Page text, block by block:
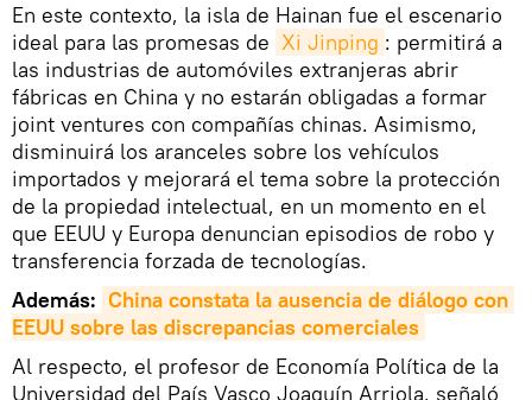
En este contexto, la isla de Hainan fue el escenario
ideal para las promesas de Xi Jinping : permitirá a
las industrias de automóviles extranjeras abrir
fábricas en China y no estarán obligadas a formar
joint ventures con compañías chinas. Asimismo,
disminuirá los aranceles sobre los vehículos
importados y mejorará el tema sobre la protección
de la propiedad intelectual, en un momento en el
que EEUU y Europa denuncian episodios de robo y
transferencia forzada de tecnologías.
Además: China constata la ausencia de diálogo con
EEUU sobre las discrepancias comerciales
Al respecto, el profesor de Economía Política de la
Universidad del País Vasco Joaquín Arriola, señaló